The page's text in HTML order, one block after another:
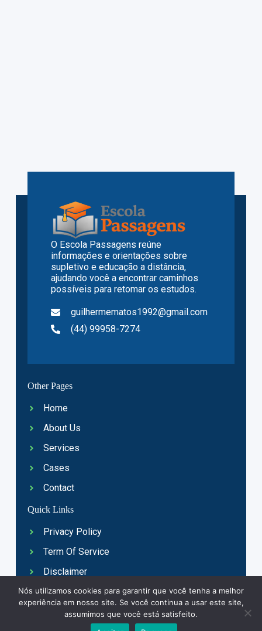
O Escola Passagens reúne
informações e orientações sobre
supletivo e educação a distância,
ajudando você a encontrar caminhos
possíveis para retomar os estudos.
guilhermematos1992@gmail.com
(44) 99958-7274
Other Pages
Home
About Us
Services
Cases
Contact
Quick Links
Privacy Policy
Term Of Service
Disclaimer
Credits
Copyright © 2026 Escola Passagens. Todos direitos
Nós utilizamos cookies para garantir que você tenha a melhor
experiência em nosso site. Se você continua a usar este site,
assumimos que você está satisfeito.